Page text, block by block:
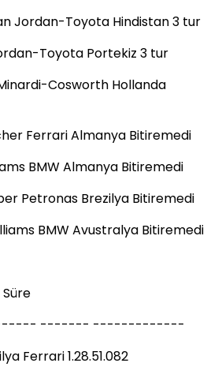
Jordan-Toyota Hindistan 3 tur
Toyota Portekiz 3 tur
Cosworth Hollanda
Ferrari Almanya Bitiremedi
BMW Almanya Bitiremedi
Petronas Brezilya Bitiremedi
BMW Avustralya Bitiremedi
Süre
------- -------------
Ferrari 1.28.51.082